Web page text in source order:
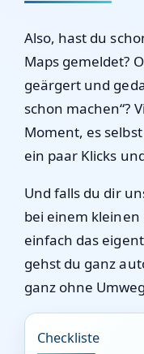
Also, hast du
Maps gemeldet?
geärgert und
schon machen“?
Moment, es
ein paar Klicks
Und falls du dir
bei einem kleinen
einfach das
gehst du ganz
ganz ohne
Checkliste